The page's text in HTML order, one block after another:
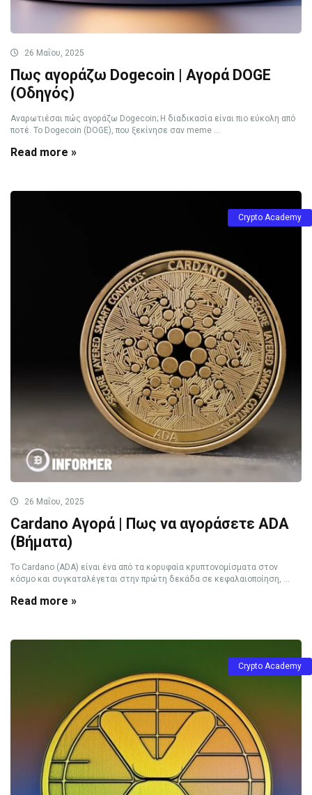
26 Μαΐου, 2025
Πως αγοράζω Dogecoin | Αγορά DOGE
(Οδηγός)
Αναρωτιέσαι πώς αγοράζω Dogecoin; Η διαδικασία είναι πιο εύκολη από
ποτέ. Το Dogecoin (DOGE), που ξεκίνησε σαν meme ...
Read more »
Crypto Academy
26 Μαΐου, 2025
Cardano Αγορά | Πως να αγοράσετε ADA
(Βήματα)
Το Cardano (ADA) είναι ένα από τα κορυφαία κρυπτονομίσματα στον
κόσμο και συγκαταλέγεται στην πρώτη δεκάδα σε κεφαλαιοποίηση, ...
Read more »
Crypto Academy